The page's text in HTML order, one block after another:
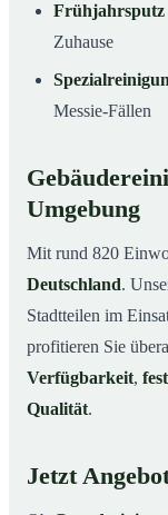
Frühjahrsputz
Zuhause
Messie-Fällen
Umgebung
Mit rund 820
Deutschland.
Stadtteilen im
profitieren Sie
Verfügbarkeit,
Qualität.
Jetzt